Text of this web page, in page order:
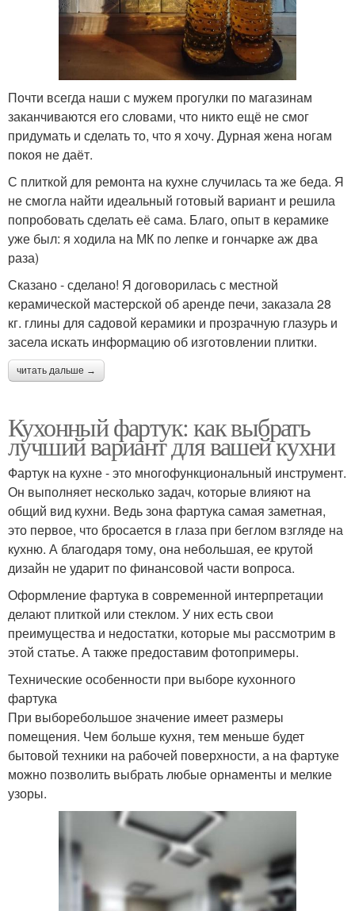
Почти всегда наши с мужем прогулки по магазинам
заканчиваются его словами, что никто ещё не смог
придумать и сделать то, что я хочу. Дурная жена ногам
покоя не даёт.
С плиткой для ремонта на кухне случилась та же беда. Я
не смогла найти идеальный готовый вариант и решила
попробовать сделать её сама. Благо, опыт в керамике
уже был: я ходила на МК по лепке и гончарке аж два
раза)
Сказано - сделано! Я договорилась с местной
керамической мастерской об аренде печи, заказала 28
кг. глины для садовой керамики и прозрачную глазурь и
засела искать информацию об изготовлении плитки.
читать дальше →
Кухонный фартук: как выбрать
лучший вариант для вашей кухни
Фартук на кухне - это многофункциональный инструмент.
Он выполняет несколько задач, которые влияют на
общий вид кухни. Ведь зона фартука самая заметная,
это первое, что бросается в глаза при беглом взгляде на
кухню. А благодаря тому, она небольшая, ее крутой
дизайн не ударит по финансовой части вопроса.
Оформление фартука в современной интерпретации
делают плиткой или стеклом. У них есть свои
преимущества и недостатки, которые мы рассмотрим в
этой статье. А также предоставим фотопримеры.
Технические особенности при выборе кухонного
фартука
При выборебольшое значение имеет размеры
помещения. Чем больше кухня, тем меньше будет
бытовой техники на рабочей поверхности, а на фартуке
можно позволить выбрать любые орнаменты и мелкие
узоры.